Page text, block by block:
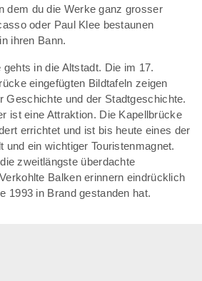
dem du die Werke ganz grosser
oder Paul Klee bestaunen
ihren Bann.
in die Altstadt. Die im 17.
eingefügten Bildtafeln zeigen
Geschichte und der Stadtgeschichte.
ist eine Attraktion. Die Kapellbrücke
errichtet und ist bis heute eines der
und ein wichtiger Touristenmagnet.
zweitlängste überdachte
Balken erinnern eindrücklich
1993 in Brand gestanden hat.